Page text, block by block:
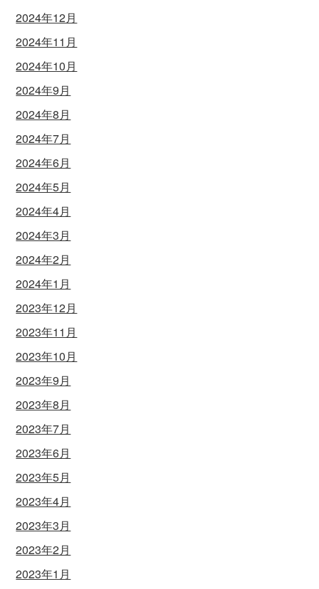
2024年12月
2024年11月
2024年10月
2024年9月
2024年8月
2024年7月
2024年6月
2024年5月
2024年4月
2024年3月
2024年2月
2024年1月
2023年12月
2023年11月
2023年10月
2023年9月
2023年8月
2023年7月
2023年6月
2023年5月
2023年4月
2023年3月
2023年2月
2023年1月